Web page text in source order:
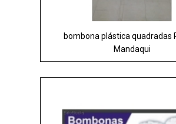
bombona plástica quadradas
Mandaqui